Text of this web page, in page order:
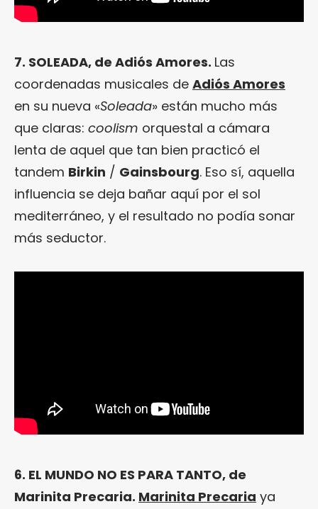
7. SOLEADA, de Adiós Amores. Las
coordenadas musicales de Adiós Amores
en su nueva «Soleada» están mucho más
que claras: coolism orquestal a cámara
lenta de aquel que tan bien practicó el
tandem Birkin / Gainsbourg. Eso sí, aquella
influencia se deja bañar aquí por el sol
mediterráneo, y el resultado no podía sonar
más seductor.
6. EL MUNDO NO ES PARA TANTO, de
Marinita Precaria. Marinita Precaria ya